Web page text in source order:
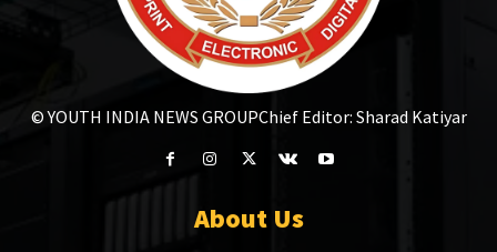
© YOUTH INDIA NEWS GROUPChief Editor: Sharad Katiyar
About Us